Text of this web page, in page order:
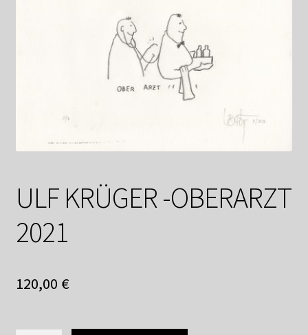
Datenschutzerklärung
Mitglieder
Newsletter
ULF KRÜGER -OBERARZT
2021
120,00 €